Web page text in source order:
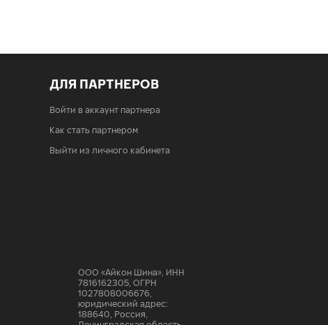
ДЛЯ ПАРТНЕРОВ
Войти в аккаунт партнера
Как стать партнером
Выйти из личного кабинета
ООО «Айкон Шина», ИНН
7816162305, ОГРН
1027808006676,
юридический адрес:
188640, Россия,